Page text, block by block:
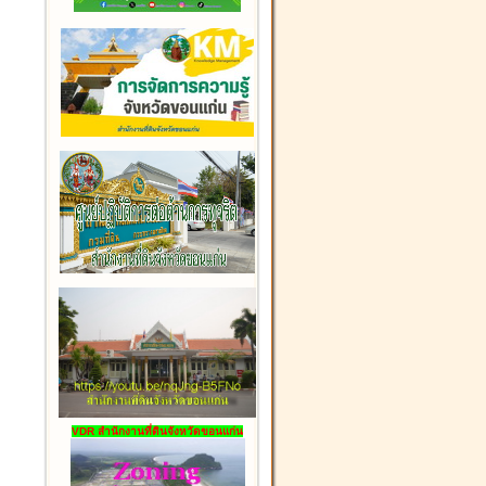
VDR สำนักงานที่ดินจังหวัดขอนแก่น